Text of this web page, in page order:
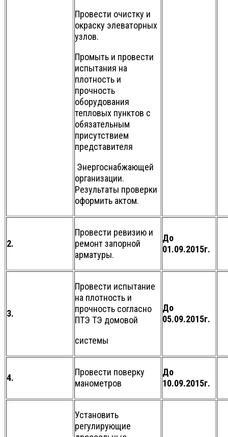
Провести очистку и
окраску элеваторных
узлов.
Промыть и провести
испытания на
плотность и
прочность
оборудования
тепловых пунктов с
обязательным
присутствием
представителя
Энергоснабжающей
организации.
Результаты проверки
оформить актом.
2.
Провести ревизию и
ремонт запорной
арматуры.
До
01.09.2015г.
3.
Провести испытание
на плотность и
прочность согласно
ПТЭ ТЭ домовой
системы
До
05.09.2015г.
4.
Провести поверку
манометров
До
10.09.2015г.
Установить
регулирующие